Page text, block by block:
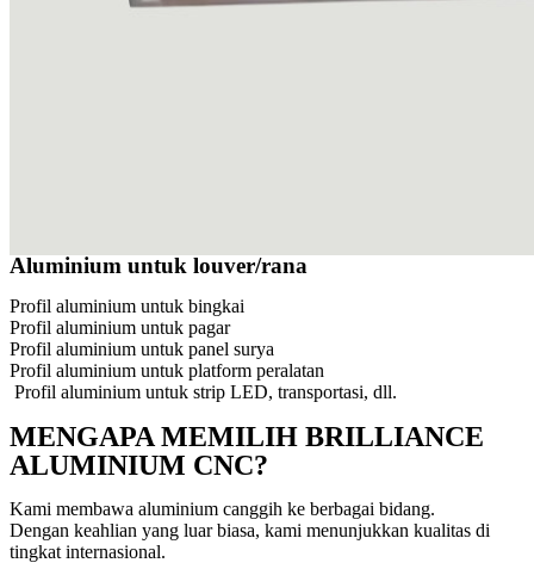
Aluminium untuk louver/rana
Profil aluminium untuk bingkai
Profil aluminium untuk pagar
Profil aluminium untuk panel surya
Profil aluminium untuk platform peralatan
Profil aluminium untuk strip LED, transportasi, dll.
MENGAPA MEMILIH BRILLIANCE
ALUMINIUM CNC?
Kami membawa aluminium canggih ke berbagai bidang.
Dengan keahlian yang luar biasa, kami menunjukkan kualitas di
tingkat internasional.